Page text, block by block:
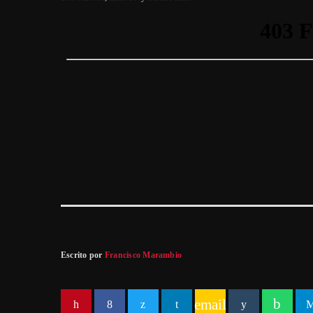
Escrito por Francisco Marambio
email